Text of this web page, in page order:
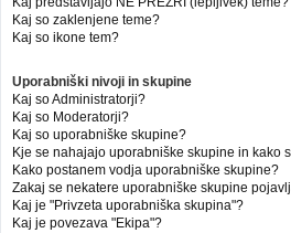
Kaj so zaklenjene teme?
Kaj so ikone tem?
Uporabniški nivoji in skupine
Kaj so Administratorji?
Kaj so Moderatorji?
Kaj so uporabniške skupine?
Kje se nahajajo uporabniške skupine in kako
Kako postanem vodja uporabniške skupine?
Zakaj se nekatere uporabniške skupine
Kaj je "Privzeta uporabniška skupina"?
Kaj je povezava "Ekipa"?